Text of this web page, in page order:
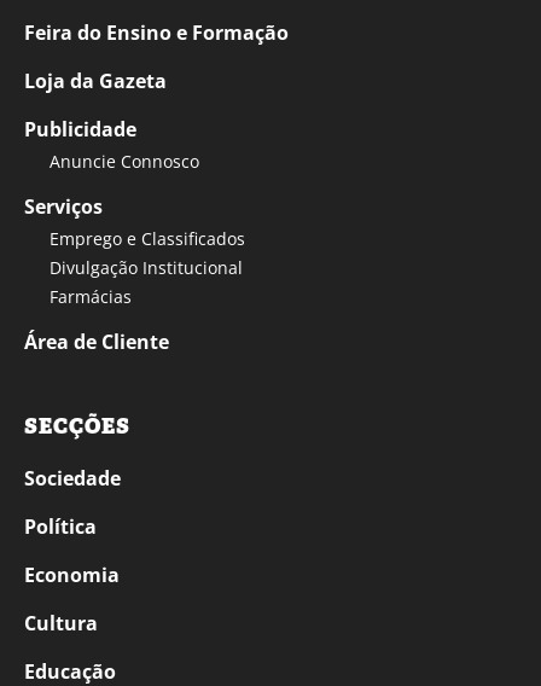
Feira do Ensino e Formação
Loja da Gazeta
Publicidade
Anuncie Connosco
Serviços
Emprego e Classificados
Divulgação Institucional
Farmácias
Área de Cliente
SECÇÕES
Sociedade
Política
Economia
Cultura
Educação